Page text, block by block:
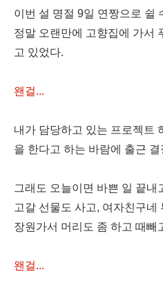
이번 설 명절 9일 연짱으로 쉴
정말 오랜만에 고향집에 가서
고 있었다.
왠걸...
내가 담당하고 있는 프로젝트
을 한다고 하는 바람에 출근 결
그래도 오늘이면 바쁜 일 끝내
고갈 선물도 사고, 여자친구네
장원가서 머리도 좀 하고 때빼
왠걸...